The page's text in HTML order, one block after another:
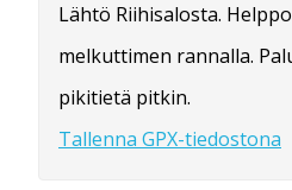
Lähtö Riihisalosta.
melkuttimen rannalla.
pikitietä pitkin.
Tallenna GPX-tiedostona